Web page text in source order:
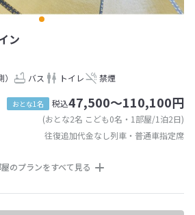
ン
バス トイレ 禁煙
おとな1名 税込47,500～110,100円
(おとな2名 こども0名・1部屋/1泊2日)
往復追加代金なし列車・普通車指定席
のプランをすべて見る